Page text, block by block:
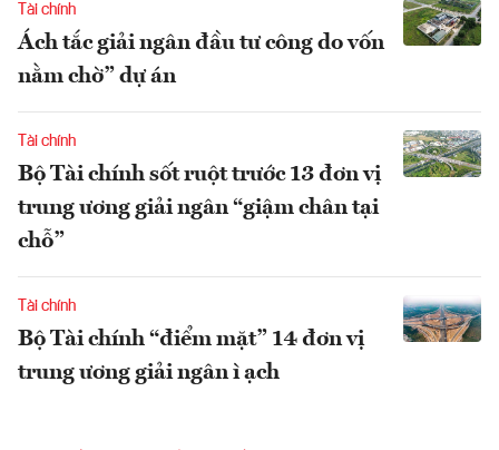
Tài chính
Ách tắc giải ngân đầu tư công do vốn
nằm chờ” dự án
Tài chính
Bộ Tài chính sốt ruột trước 13 đơn vị
trung ương giải ngân “giậm chân tại
chỗ”
Tài chính
Bộ Tài chính “điểm mặt” 14 đơn vị
trung ương giải ngân ì ạch